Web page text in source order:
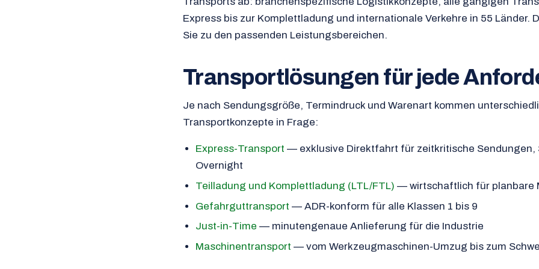
Express bis zur Komplettladung und internationale Verkehre in 55 Länder.
Sie zu den passenden Leistungsbereichen.
Transportlösungen für jede
Je nach Sendungsgröße, Termindruck und Warenart kommen
Transportkonzepte in Frage:
Express-Transport — exklusive Direktfahrt für zeitkritische Sendungen,
Overnight
Teilladung und Komplettladung (LTL/FTL) — wirtschaftlich für planbare
Gefahrguttransport — ADR-konform für alle Klassen 1 bis 9
Just-in-Time — minutengenaue Anlieferung für die Industrie
Maschinentransport — vom Werkzeugmaschinen-Umzug bis zum